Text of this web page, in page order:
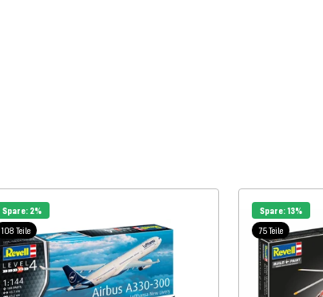
Spare: 2%
108 Teile
Spare: 13%
75 Teile